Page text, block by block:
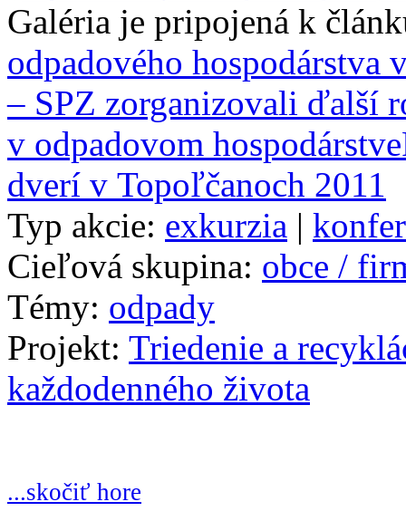
Galéria je pripojená k
odpadového hospodárstva
– SPZ zorganizovali ďalší
v odpadovom hospodárstve
dverí v Topoľčanoch 2011
Typ akcie: exkurzia |
Cieľová skupina: obce /
Témy: odpady
Projekt: Triedenie a
každodenného života
...skočiť hore